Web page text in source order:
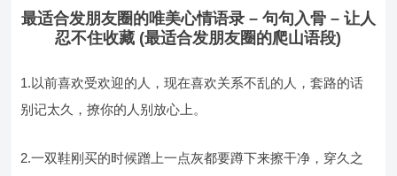
最适合发朋友圈的唯美心情语录 – 句句入骨 – 让人
忍不住收藏 (最适合发朋友圈的爬山语段)
1.以前喜欢受欢迎的人，现在喜欢关系不乱的人，套路的话
别记太久，撩你的人别放心上。
2.一双鞋刚买的时候蹭上一点灰都要蹲下来擦干净，穿久之